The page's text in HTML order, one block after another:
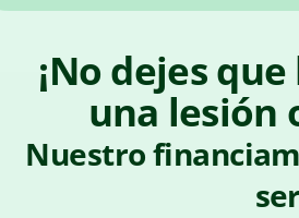
¡No dejes
una lesión
Nuestro